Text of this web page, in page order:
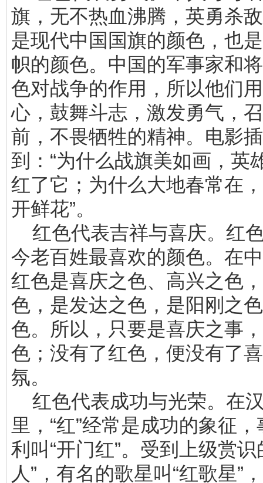
旗，无不热血沸腾，英勇杀
是现代中国国旗的颜色，也
帜的颜色。中国的军事家和
色对战争的作用，所以他们
心，鼓舞斗志，激发勇气，
前，不畏牺牲的精神。电影
到：“为什么战旗美如画，英
红了它；为什么大地春常在
开鲜花”。
红色代表吉祥与喜庆。红
今老百姓最喜欢的颜色。在
红色是喜庆之色、高兴之色
色，是发达之色，是阳刚之
色。所以，只要是喜庆之事
色；没有了红色，便没有了
氛。
红色代表成功与光荣。在
里，“红”经常是成功的象征
利叫“开门红”。受到上级赏识
人”，有名的歌星叫“红歌星”